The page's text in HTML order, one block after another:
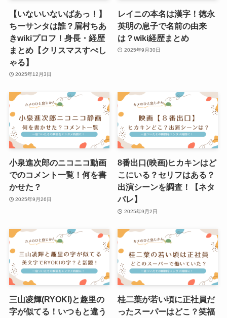
【いないいないばあっ！】
ちーサンタは誰？眉村ちあ
きwikiプロフ！身長・経歴
まとめ【クリスマスすぺし
ゃる】
2025年12月3日
レイニの本名は漢字！徳永
英明の息子で名前の由来
は？wiki経歴まとめ
2025年9月30日
小泉進次郎のニコニコ動画
でのコメント一覧！何を書
かせた？
2025年9月26日
8番出口(映画)ヒカキンはど
こにいる？セリフはある？
出演シーンを調査！【ネタ
バレ】
2025年9月2日
三山凌輝(RYOKI)と趣里の
字が似てる！いつもと違う
桂二葉が若い頃に正社員だ
ったスーパーはどこ？笑福